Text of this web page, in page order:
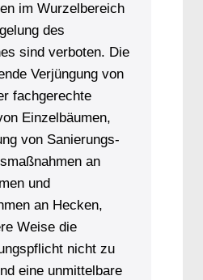
im Wurzelbereich
des
sind verboten. Die
Verjüngung von
fachgerechte
Einzelbäumen,
von Sanierungs-
an
und
an Hecken,
Weise die
nicht zu
eine unmittelbare